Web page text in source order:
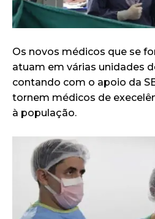
Os novos médicos que se
atuam em várias unidades
contando com o apoio da
tornem médicos de
à população.